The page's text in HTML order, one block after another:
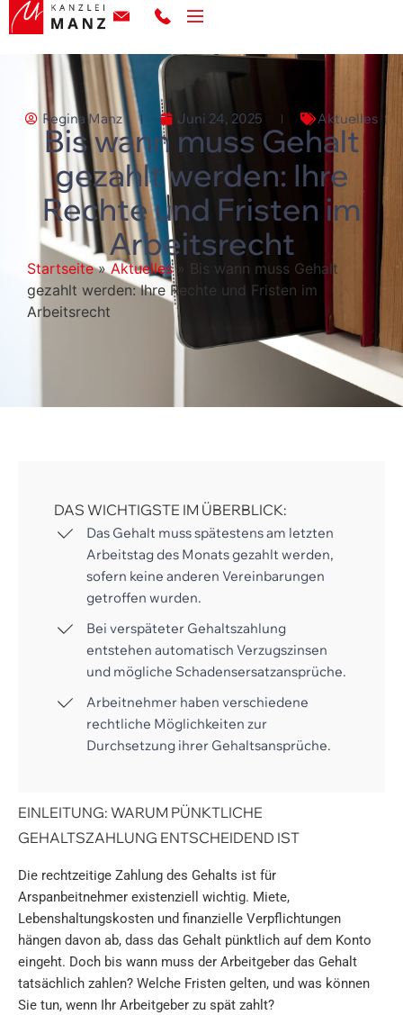
Regina Manz Juni 24, 2025 Aktuelles
Bis wann muss Gehalt
gezahlt werden: Ihre
Rechte und Fristen im
Arbeitsrecht
Startseite»Aktuelles» Bis wann muss Gehalt
gezahlt werden: Ihre Rechte und Fristen im
Arbeitsrecht
DAS WICHTIGSTE IM ÜBERBLICK:
Das Gehalt muss spätestens am letzten
Arbeitstag des Monats gezahlt werden,
sofern keine anderen Vereinbarungen
getroffen wurden.
Bei verspäteter Gehaltszahlung
entstehen automatisch Verzugszinsen
und mögliche Schadensersatzansprüche.
Arbeitnehmer haben verschiedene
rechtliche Möglichkeiten zur
Durchsetzung ihrer Gehaltsansprüche.
EINLEITUNG: WARUM PÜNKTLICHE
GEHALTSZAHLUNG ENTSCHEIDEND IST
Die rechtzeitige Zahlung des Gehalts ist für
Arspanbeitnehmer existenziell wichtig. Miete,
Lebenshaltungskosten und finanzielle Verpflichtungen
hängen davon ab, dass das Gehalt pünktlich auf dem Konto
eingeht. Doch bis wann muss der Arbeitgeber das Gehalt
tatsächlich zahlen? Welche Fristen gelten, und was können
Sie tun, wenn Ihr Arbeitgeber zu spät zahlt?